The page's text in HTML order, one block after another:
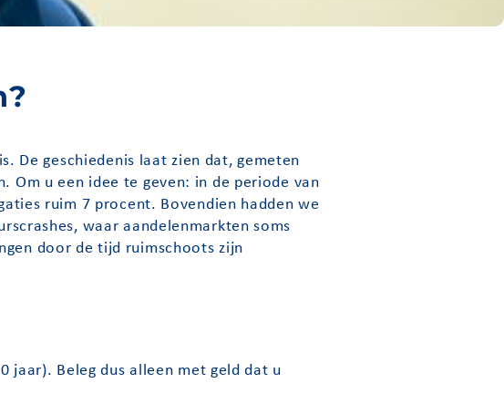
De geschiedenis laat zien dat, gemeten
Om u een idee te geven: in de periode van
ruim 7 procent. Bovendien hadden we
waar aandelenmarkten soms
door de tijd ruimschoots zijn
jaar). Beleg dus alleen met geld dat u